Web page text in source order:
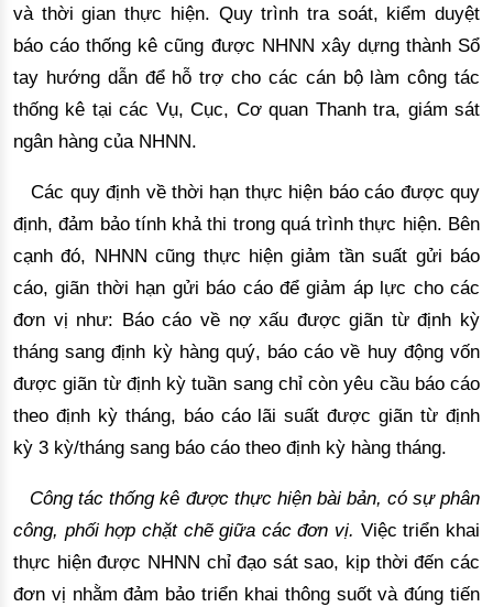
và thời gian thực hiện. Quy trình tra soát, kiểm duyệt
báo cáo thống kê cũng được NHNN xây dựng thành Sổ
tay hướng dẫn để hỗ trợ cho các cán bộ làm công tác
thống kê tại các Vụ, Cục, Cơ quan Thanh tra, giám sát
ngân hàng của NHNN.
Các quy định về thời hạn thực hiện báo cáo được quy
định, đảm bảo tính khả thi trong quá trình thực hiện. Bên
cạnh đó, NHNN cũng thực hiện giảm tần suất gửi báo
cáo, giãn thời hạn gửi báo cáo để giảm áp lực cho các
đơn vị như: Báo cáo về nợ xấu được giãn từ định kỳ
tháng sang định kỳ hàng quý, báo cáo về huy động vốn
được giãn từ định kỳ tuần sang chỉ còn yêu cầu báo cáo
theo định kỳ tháng, báo cáo lãi suất được giãn từ định
kỳ 3 kỳ/tháng sang báo cáo theo định kỳ hàng tháng.
Công tác thống kê được thực hiện bài bản, có sự phân
công, phối hợp chặt chẽ giữa các đơn vị. Việc triển khai
thực hiện được NHNN chỉ đạo sát sao, kịp thời đến các
đơn vị nhằm đảm bảo triển khai thông suốt và đúng tiến